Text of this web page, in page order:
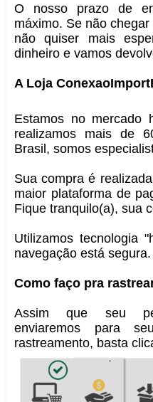
O nosso prazo de
máximo. Se não
não quiser mais
dinheiro e vamos
A Loja
Estamos no
realizamos mais de
Brasil, somos
Sua compra é
maior plataforma de
Fique tranquilo(a), sua
Utilizamos tecnologia
navegação está segura.
Como faço pra
Assim que seu
enviaremos para
rastreamento, basta